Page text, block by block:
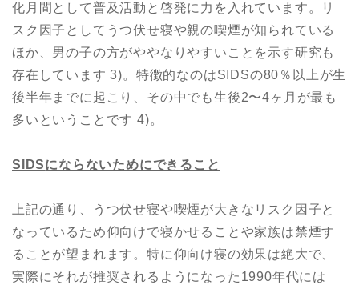
化月間として普及活動と啓発に力を入れています。リ
スク因子としてうつ伏せ寝や親の喫煙が知られている
ほか、男の子の方がややなりやすいことを示す研究も
存在しています 3)。特徴的なのはSIDSの80％以上が生
後半年までに起こり、その中でも生後2〜4ヶ月が最も
多いということです 4)。
SIDSにならないためにできること
上記の通り、うつ伏せ寝や喫煙が大きなリスク因子と
なっているため仰向けで寝かせることや家族は禁煙す
ることが望まれます。特に仰向け寝の効果は絶大で、
実際にそれが推奨されるようになった1990年代には